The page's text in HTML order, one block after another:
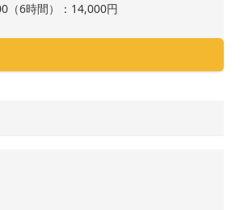
（6時間）：14,000円